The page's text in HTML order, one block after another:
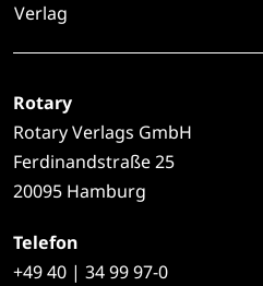
Verlag
Rotary
Rotary Verlags GmbH
Ferdinandstraße 25
20095 Hamburg
Telefon
+4940 | 34 99 97-0